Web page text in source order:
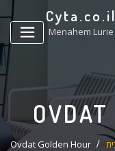
Cyta.co.il
Menahem Lurie
Ovdat Golden Hour